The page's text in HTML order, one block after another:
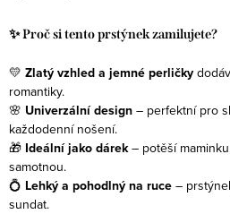
✨ Proč si tento prstýnek zamilujete?
💛 Zlatý vzhled a jemné perličky
romantiky.
🌸 Univerzální design – perfektní pro
každodenní nošení.
🎁 Ideální jako dárek– potěší
samotnou.
💍 Lehký a pohodlný na ruce –
sundat.